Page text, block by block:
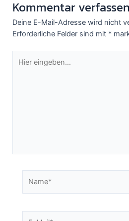
Kommentar verfassen
Deine E-Mail-Adresse wird nicht
Erforderliche Felder sind mit *
eingeben…